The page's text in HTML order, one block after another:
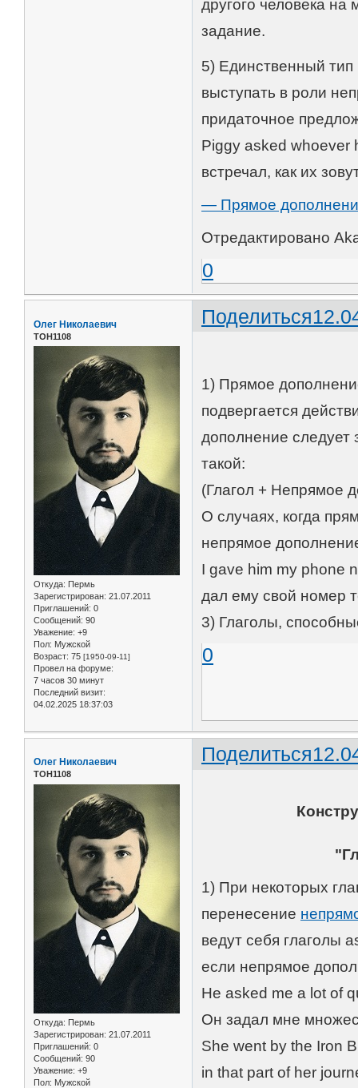
другого человека
задание.
5) Единственный
выступать в роли
придаточное
Piggy asked whoever
встречал, как их
— Прямое
Отредактировано
0
Поделиться
Олег Николаевич
ТОН1108
Откуда: Пермь
Зарегистрирован: 21.07.2011
Приглашений: 0
Сообщений: 90
Уважение: +9
Пол: Мужской
Возраст: 75 [1950-09-11]
Провел на форуме:
7 часов 30 минут
Последний визит:
04.02.2025 18:37:03
1) Прямое
подвергается
дополнение следует
такой:
(Глагол + Непрямое
О случаях, когда
непрямое
I gave him my phone
дал ему свой номер
3) Глаголы,
0
Поделиться
Олег Николаевич
ТОН1108
Откуда: Пермь
Зарегистрирован: 21.07.2011
Приглашений: 0
Сообщений: 90
Уважение: +9
Пол: Мужской
1) При некоторых
перенесение
ведут себя глаголы
если непрямое
He asked me a lot of
Он задал мне
She went by the Iron
in that part of her